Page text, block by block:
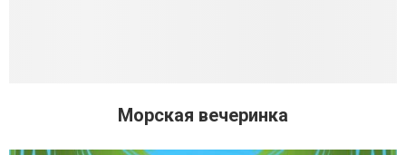
Морская вечеринка